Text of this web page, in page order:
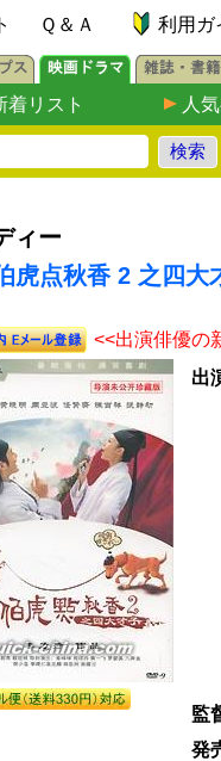
Ｑ＆Ａ 利用ガ
着リスト 人
ィー
虎点秋香 2 之四
<<出演俳優の
出
監
発